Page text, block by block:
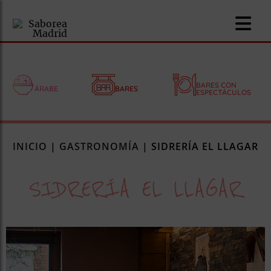
ÁRABE BARES
BARES CON
ESPECTÁCULOS
INICIO | GASTRONOMÍA | SIDRERÍA EL LLAGAR
SIDRERÍA EL LLAGAR